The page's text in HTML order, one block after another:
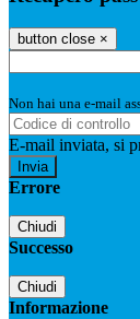
button close ×
Non hai una e-mail
E-mail inviata, si
Errore
Chiudi
Successo
Chiudi
Informazione